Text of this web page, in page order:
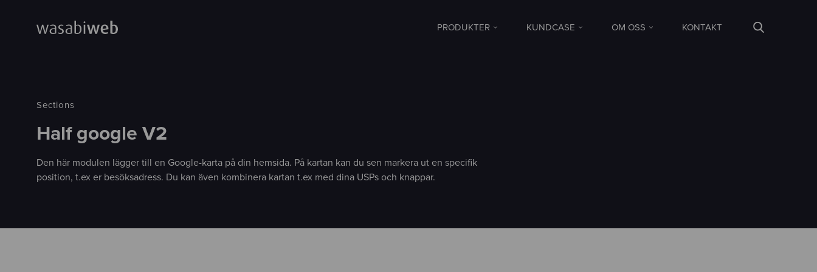
PRODUKTER KUNDCASE OM OSS KONTAKT
Sections
Half google V2
Den här modulen lägger till en Google-karta på din hemsida. På kartan kan du sen markera ut en specifik
position, t.ex er besöksadress. Du kan även kombinera kartan t.ex med dina USPs och knappar.